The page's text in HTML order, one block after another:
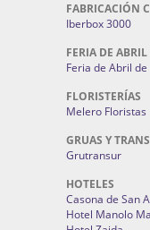
FABRICACIÓN
Iberbox 3000
FERIA DE ABRIL
Feria de Abril de
FLORISTERÍAS
Melero Floristas
GRUAS Y
Grutransur
HOTELES
Casona de San
Hotel Manolo